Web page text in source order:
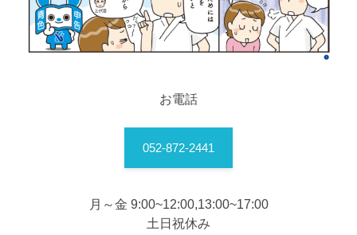
お電話
052-872-2441
月～金 9:00~12:00,13:00~17:00
土日祝休み